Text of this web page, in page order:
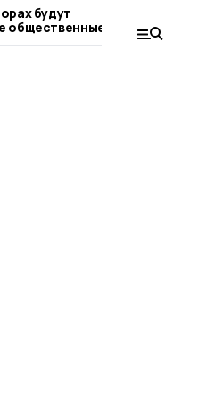
будут
общественные
стала